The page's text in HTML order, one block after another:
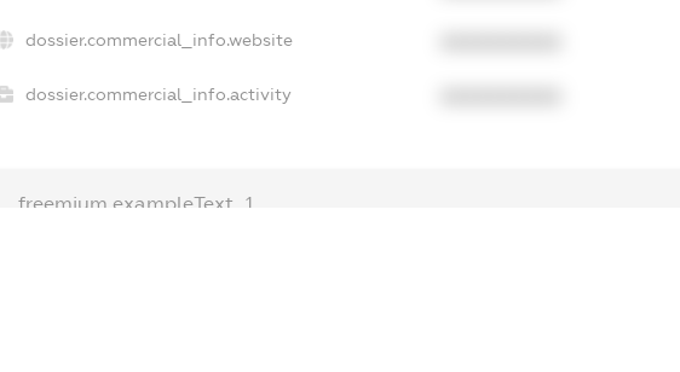
dossier.commercial_info.website
dossier.commercial_info.activity
freemium.exampleText_1